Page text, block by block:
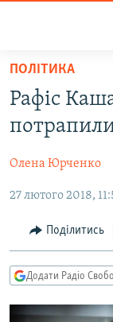
Перейти
основного
матеріалу
Перейти
до
навігації
Перейти
пошуку
РАДІО
ВСЕ ЗА ДОБУ
СТАТТІ
ПОЛІТИКА
ЕКОНОМІКА
СУСПІЛЬСТВО
СПОРТ
УКРАЇНА
ВІЙНА
РОСІЙСЬКА
ДОНБАС.РЕАЛІЇ
КРИМ.РЕАЛІЇ
ТИ ЯК?
СХЕМИ
ПОЛІТИКА
Рафіс
Олена Юрченко
27 лютого 2018,
Поділитись
Додати Радіо